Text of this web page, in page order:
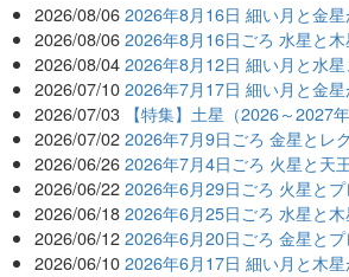
2026/08/06 2026年8月16日 細い月と金
2026/08/06 2026年8月16日ごろ 水星と
2026/08/04 2026年8月12日 細い月と水
2026/07/10 2026年7月17日 細い月と金
2026/07/03 【特集】土星（2026～2027年
2026/07/02 2026年7月9日ごろ 金星とレ
2026/06/26 2026年7月4日ごろ 火星と天
2026/06/22 2026年6月29日ごろ 火星と
2026/06/18 2026年6月25日ごろ 水星と
2026/06/12 2026年6月20日ごろ 金星と
2026/06/10 2026年6月17日 細い月と木